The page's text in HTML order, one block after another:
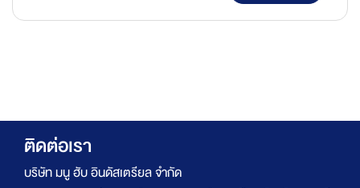
ติดต่อเรา
บริษัท มนู ฮับ อินดัสเตรียล จำกัด